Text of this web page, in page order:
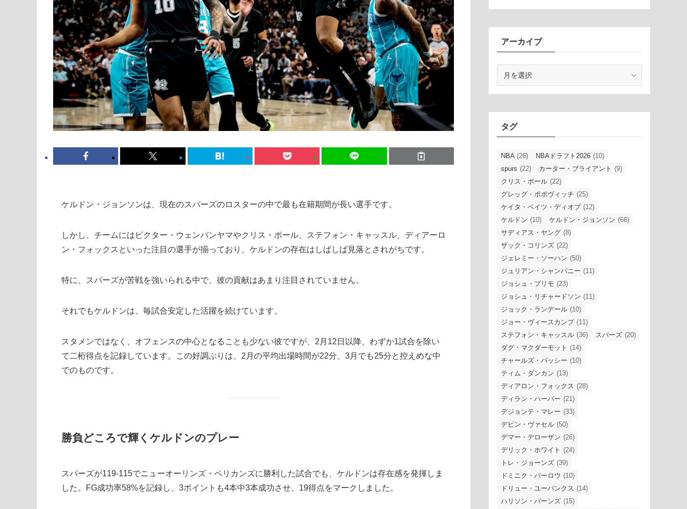
ケルドン・ジョンソンは、現在のスパーズのロスターの中で最も在籍期間が長い選手です。
しかし、チームにはビクター・ウェンバンヤマやクリス・ポール、ステフォン・キャッスル、ディアーロ
ン・フォックスといった注目の選手が揃っており、ケルドンの存在はしばしば見落とされがちです。
特に、スパーズが苦戦を強いられる中で、彼の貢献はあまり注目されていません。
それでもケルドンは、毎試合安定した活躍を続けています。
スタメンではなく、オフェンスの中心となることも少ない彼ですが、2月12日以降、わずか1試合を除い
て二桁得点を記録しています。この好調ぶりは、2月の平均出場時間が22分、3月でも25分と控えめな中
でのものです。
勝負どころで輝くケルドンのプレー
スパーズが119-115でニューオーリンズ・ペリカンズに勝利した試合でも、ケルドンは存在感を発揮しま
した。FG成功率58%を記録し、3ポイントも4本中3本成功させ、19得点をマークしました。
アーカイブ
ブ
タグ
NBA (26) NBAドラフト2026 (10)
spurs (22) カーター・ブライアント (9)
クリス・ポール (22)
グレッグ・ポポヴィッチ (25)
ケイタ・ベイツ・ディオプ (12)
ケルドン (10) ケルドン・ジョンソン (66)
サディアス・ヤング (8)
ザック・コリンズ (22)
ジェレミー・ソーハン (50)
ジュリアン・シャンパニー (11)
ジョシュ・プリモ (23)
ジョシュ・リチャードソン (11)
ジョック・ランデール (10)
ジョー・ヴィースカンプ (11)
ステフォン・キャッスル (36) スパーズ (20)
ダグ・マクダーモット (14)
チャールズ・バッシー (10)
ティム・ダンカン (13)
ディアロン・フォックス (28)
ディラン・ハーパー (21)
デジョンテ・マレー (33)
デビン・ヴァセル (50)
デマー・デローザン (26)
デリック・ホワイト (24)
トレ・ジョーンズ (39)
ドミニク・バーロウ (10)
ドリュー・ユーバンクス (14)
ハリソン・バーンズ (15)